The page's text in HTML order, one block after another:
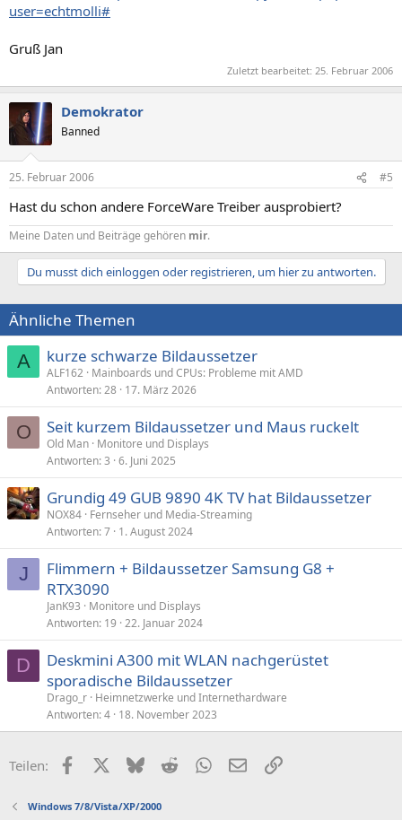
user=echtmolli#
Gruß Jan
Zuletzt bearbeitet: 25. Februar 2006
Demokrator
Banned
25. Februar 2006 #5
Hast du schon andere ForceWare Treiber ausprobiert?
Meine Daten und Beiträge gehören mir.
Du musst dich einloggen oder registrieren, um hier zu antworten.
Ähnliche Themen
A kurze schwarze Bildaussetzer
ALF162 Mainboards und CPUs: Probleme mit AMD
Antworten 28 17. März 2026
O Seit kurzem Bildaussetzer und Maus ruckelt
Old Man Monitore und Displays
Antworten 3 6. Juni 2025
Grundig 49 GUB 9890 4K TV hat Bildaussetzer
NOX84 Fernseher und Media-Streaming
Antworten 7 1. August 2024
J
Flimmern + Bildaussetzer Samsung G8 +
RTX3090
JanK93
Monitore und Displays
Antworten 19 22. Januar 2024
D
Deskmini A300 mit WLAN nachgerüstet
sporadische Bildaussetzer
Drago_r Heimnetzwerke und Internethardware
Antworten 4 18. November 2023
Teilen: FacebookX (Twitter)
BlueskyRedditWhatsApp
E-MailLink
Windows 7/8/Vista/XP/2000